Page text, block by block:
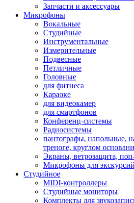
Запчасти и аксессуары
Микрофоны
Вокальные
Студийные
Инструментальные
Измерительные
Подвесные
Петличные
Головные
для фитнеса
Караоке
для видеокамер
для смартфонов
Конференц-системы
Радиосистемы
пантографы, напольные,
треноге, круглом
Экраны, ветрозащита,
Микрофоны для экскурсий
Студийное
MIDI-контроллеры
Студийные мониторы
Комплекты для